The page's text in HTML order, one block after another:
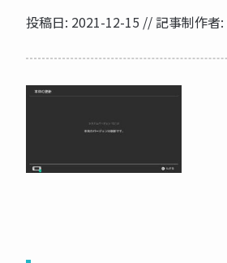
投稿日: 2021-12-15 // 記事制作者: